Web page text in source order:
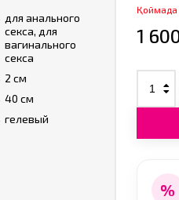
для анального
секса, для
вагинального
секса
2 см
40 см
гелевый
1
%